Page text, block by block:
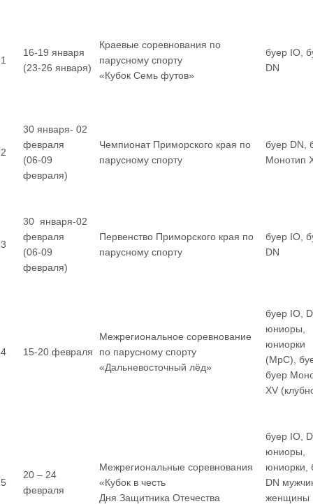
1
16-19 января
(23-26 января)
Краевые соревнования по
парусному спорту
«Кубок Семь футов»
буер IO,
DN
2
30 января- 02
февраля
(06-09
февраля)
Чемпионат Приморского края по
парусному спорту
буер DN,
Монотип
3
30 января-02
февраля
(06-09
февраля)
Первенство Приморского края по
парусному спорту
буер IO,
DN
4 15-20 февраля
Межрегиональное соревнование
по парусному спорту
«Дальневосточный лёд»
буер IO,
юниоры,
юниорки
(МрС),
буер
XV
5
20 – 24
февраля
Межрегиональные соревнования
«Кубок в честь
Дня Защитника Отечества
буер IO,
юниоры,
юниорки,
DN
женщины